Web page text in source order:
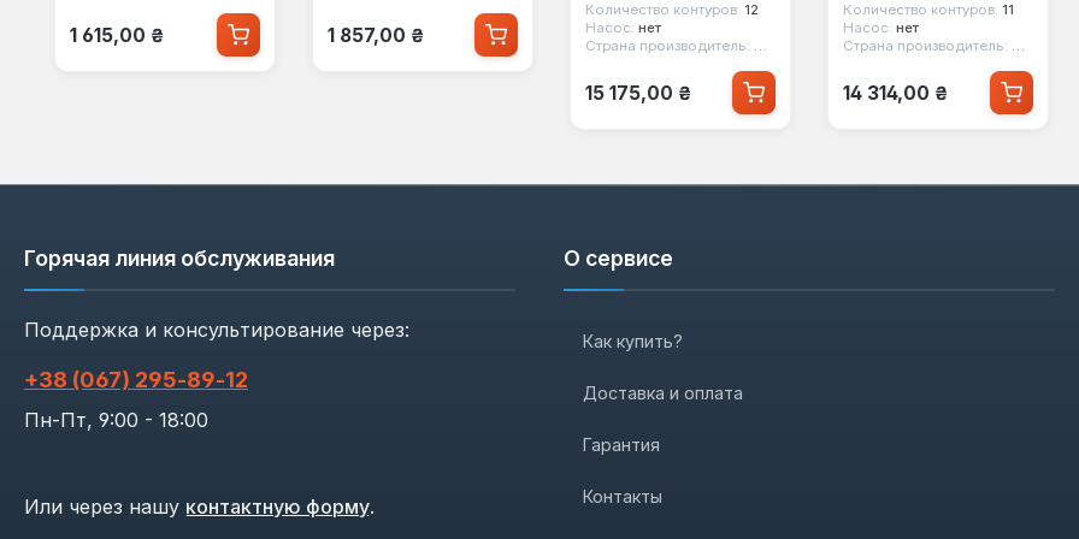
Обычная цена:
1 615,00 ₴ Обычная цена:
1 857,00 ₴
Количество контуров: 12
Насос: нет
Страна производитель: Китай
Обычная цена:
15 175,00 ₴
Количество контуров: 11
Насос: нет
Страна производитель: Китай
Обычная цена:
14 314,00 ₴
Горячая линия обслуживания
Поддержка и консультирование через:
+38 (067) 295‑89‑12
Пн-Пт, 9:00 - 18:00
Или через нашу контактную форму.
О сервисе
Как купить?
Доставка и оплата
Гарантия
Контакты